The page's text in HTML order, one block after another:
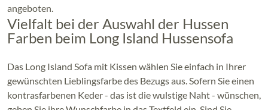
angeboten.
Vielfalt bei der Auswahl der Hussen
Farben beim Long Island Hussensofa
Das Long Island Sofa mit Kissen wählen Sie einfach in Ihrer
gewünschten Lieblingsfarbe des Bezugs aus. Sofern Sie einen
kontrasfarbenen Keder - das ist die wulstige Naht - wünschen,